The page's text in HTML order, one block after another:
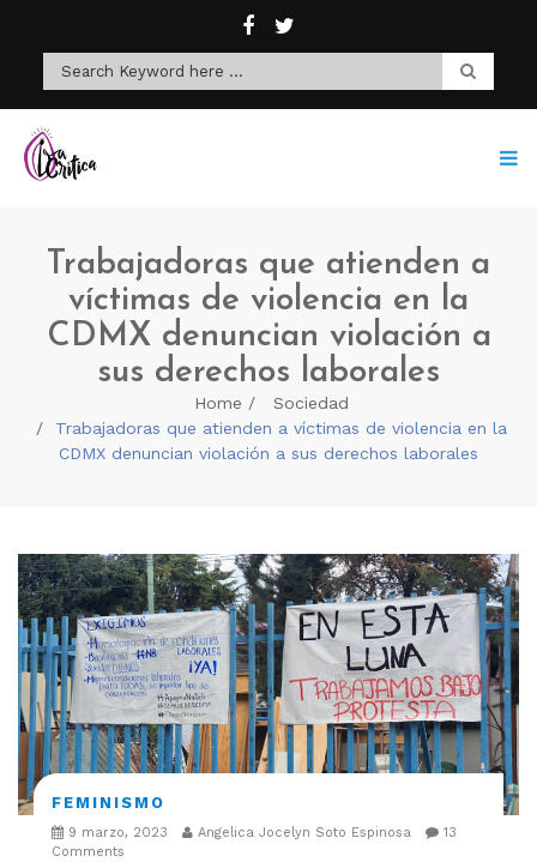
Trabajadoras que atienden a
víctimas de violencia en la
CDMX denuncian violación a
sus derechos laborales
Home
Sociedad
Trabajadoras que atienden a víctimas de violencia en la
CDMX denuncian violación a sus derechos laborales
FEMINISMO
9 marzo, 2023 Angelica Jocelyn Soto Espinosa
13
Comments